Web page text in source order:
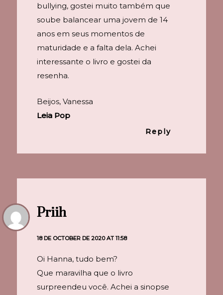
bullying, gostei muito também que
soube balancear uma jovem de 14
anos em seus momentos de
maturidade e a falta dela. Achei
interessante o livro e gostei da
resenha.
Beijos, Vanessa
Leia Pop
Reply
Priih
18 DE OCTOBER DE 2020 AT 11:58
Oi Hanna, tudo bem?
Que maravilha que o livro
surpreendeu você. Achei a sinopse